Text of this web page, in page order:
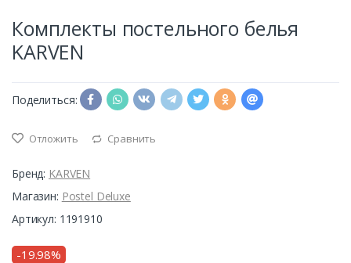
Комплекты постельного белья
KARVEN
Поделиться:
Отложить Сравнить
Бренд: KARVEN
Магазин: Postel Deluxe
Артикул: 1191910
-19.98%